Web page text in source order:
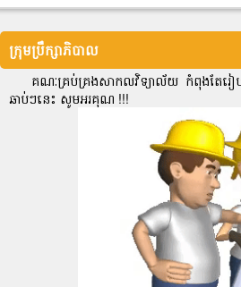
ក្រុមប្រឹក្សាភិបាល
គណៈគ្រប់គ្រងសាកលវិទ្យាល័យ កំពុងតែរ
ឆាប់ៗនេះ សូមអរគុណ !!!